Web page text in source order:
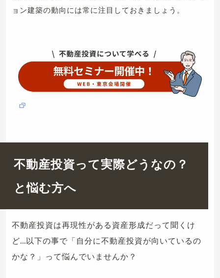
ョン建築の動向には常に注目しておきましょう。
不動産投資って実際どうなの？
と悩む方へ
不動産投資は再現性がある資産形成だって聞くけ
ど...以下の事で「自分に不動産投資が向いているの
かな？」って悩んでいませんか？